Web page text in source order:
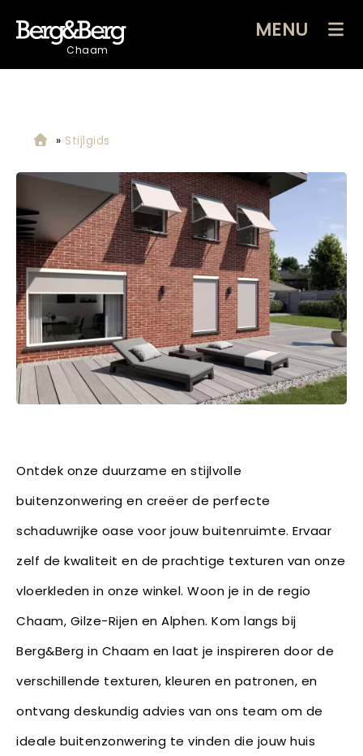
Chaam
MENU
» Stijlgids
Ontdek onze duurzame en stijlvolle
buitenzonwering en creëer de perfecte
schaduwrijke oase voor jouw buitenruimte. Ervaar
zelf de kwaliteit en de prachtige texturen van onze
vloerkleden in onze winkel. Woon je in de regio
Chaam, Gilze-Rijen en Alphen. Kom langs bij
Berg&Berg in Chaam en laat je inspireren door de
verschillende texturen, kleuren en patronen, en
ontvang deskundig advies van ons team om de
ideale buitenzonwering te vinden die jouw huis